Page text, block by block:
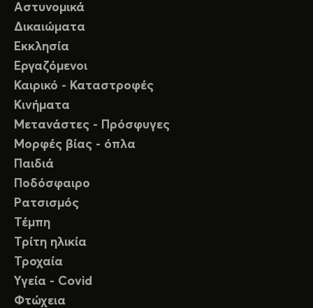
Αστυνομικά
Δικαιώματα
Εκκλησία
Εργαζόμενοι
Καιρικό - Καταστροφές
Κινήματα
Μετανάστες - Πρόσφυγες
Μορφές βίας - όπλα
Παιδιά
Ποδόσφαιρο
Ρατσισμός
Τέμπη
Τρίτη ηλικία
Τροχαία
Υγεία - Covid
Φτώχεια